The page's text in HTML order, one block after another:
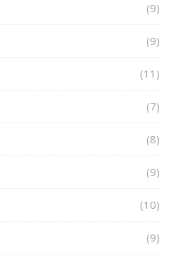
(9)
(9)
(11)
(7)
(8)
(9)
(10)
(9)